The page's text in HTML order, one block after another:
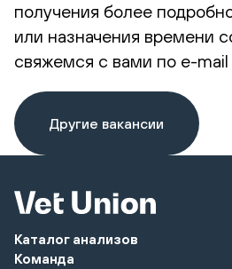
получения более
или назначения времени
свяжемся с вами по e-
Другие вакансии
Каталог анализов
Команда